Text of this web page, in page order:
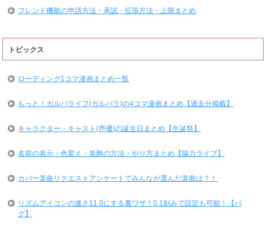
フレンド機能の申請方法・承認・拡張方法・上限まとめ
トピックス
ローディング1コマ漫画まとめ一覧
もっと！ガルパライフ(ガルパラ)の4コマ漫画まとめ【過去分掲載】
キャラクター・キャスト(声優)の誕生日まとめ【生誕祭】
名前の表示・色変え・装飾の方法・やり方まとめ【協力ライブ】
カバー楽曲リクエストアンケートでみんなが選んだ楽曲は？！
リズムアイコンの速さ11.0にする裏ワザ！0.1刻みで設定も可能！【バ
グ】